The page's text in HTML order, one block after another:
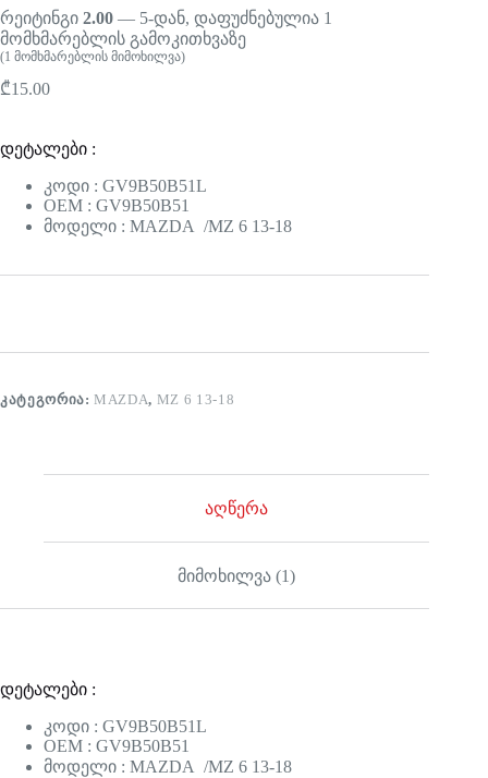
რეიტინგი 2.00 — 5-დან, დაფუძნებულია 1
მომხმარებლის გამოკითხვაზე
(1 მომხმარებლის მიმოხილვა)
₾15.00
დეტალები :
კოდი : GV9B50B51L
OEM : GV9B50B51
მოდელი : MAZDA /MZ 6 13-18
ᲙᲐᲢᲔᲒᲝᲠᲘᲐ:MAZDA, MZ 6 13-18
აღწერა
მიმოხილვა (1)
დეტალები :
კოდი : GV9B50B51L
OEM : GV9B50B51
მოდელი : MAZDA /MZ 6 13-18